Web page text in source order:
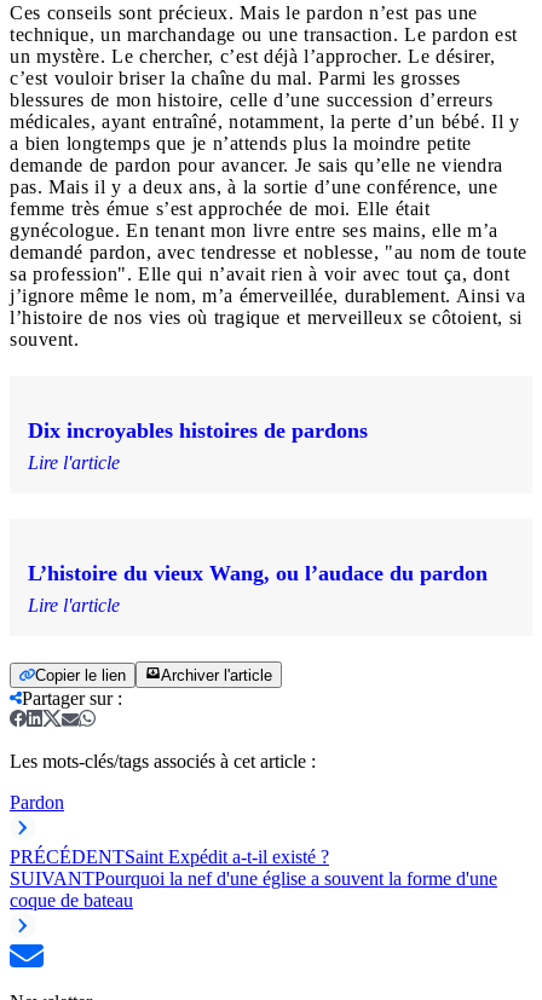
Ces conseils sont précieux. Mais le pardon n’est pas une
technique, un marchandage ou une transaction. Le pardon est
un mystère. Le chercher, c’est déjà l’approcher. Le désirer,
c’est vouloir briser la chaîne du mal. Parmi les grosses
blessures de mon histoire, celle d’une succession d’erreurs
médicales, ayant entraîné, notamment, la perte d’un bébé. Il y
a bien longtemps que je n’attends plus la moindre petite
demande de pardon pour avancer. Je sais qu’elle ne viendra
pas. Mais il y a deux ans, à la sortie d’une conférence, une
femme très émue s’est approchée de moi. Elle était
gynécologue. En tenant mon livre entre ses mains, elle m’a
demandé pardon, avec tendresse et noblesse, "au nom de toute
sa profession". Elle qui n’avait rien à voir avec tout ça, dont
j’ignore même le nom, m’a émerveillée, durablement. Ainsi va
l’histoire de nos vies où tragique et merveilleux se côtoient, si
souvent.
Dix incroyables histoires de pardons
Lire l'article
L’histoire du vieux Wang, ou l’audace du pardon
Lire l'article
Copier le lien Archiver l'article
Partager sur:
Les mots-clés/tags associés à cet article :
Pardon
PRÉCÉDENTSaint Expédit a-t-il existé ?
SUIVANTPourquoi la nef d'une église a souvent la forme d'une
coque de bateau